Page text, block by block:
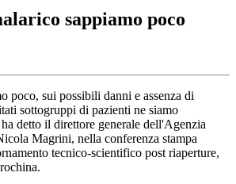
sappiamo poco
poco, sui possibili danni e assenza di
sottogruppi di pazienti ne siamo
detto il direttore generale dell'Agenzia
Magrini, nella conferenza stampa
tecnico-scientifico post riaperture,